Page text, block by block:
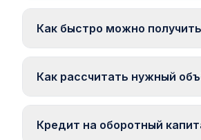
Зависит от суммы и кредитора.
требуют залог недвижимости
Как быстро можно
В финансовых компаниях (Hoovi,
Как рассчитать нужный
Практическая формула:
поставщиков) × среднедневная
разумный размер кредита.
Кредит на оборотный